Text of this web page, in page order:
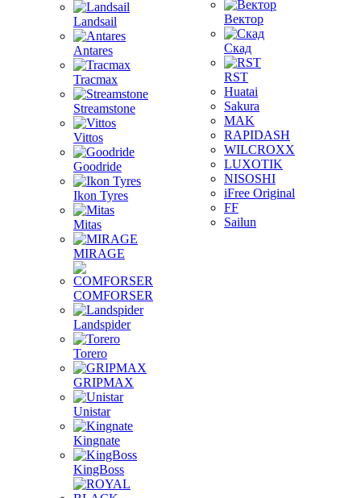
Landsail
Antares
Tracmax
Streamstone
Vittos
Goodride
Ikon Tyres
Mitas
MIRAGE
COMFORSER
Landspider
Torero
GRIPMAX
Unistar
Kingnate
KingBoss
Вектор
Скад
RST
Huatai
Sakura
MAK
RAPIDASH
WILCROXX
LUXOTIK
NISOSHI
iFree Original
FF
Sailun